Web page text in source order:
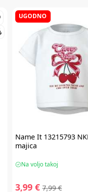
UGODNO
Name It13215793
majica
Na voljo takoj
3,99 € 7,99 €